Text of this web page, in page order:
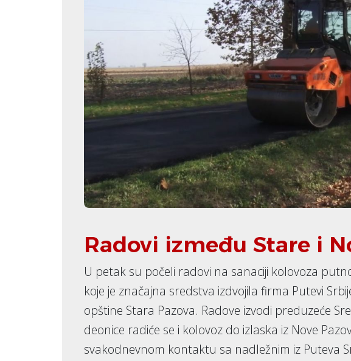
Radovi između Stare i
U petak su počeli radovi na sanaciji kolovoza
koje je značajna sredstva izdvojila firma Putevi
opštine Stara Pazova. Radove izvodi preduzeće
deonice radiće se i kolovoz do izlaska iz Nove
svakodnevnom kontaktu sa nadležnim iz Puteva